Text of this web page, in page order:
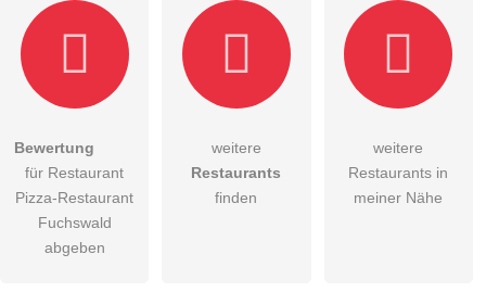
Die Datenschutzerklärunghabe ich zur Kenntnis genommen.
öffentliche Frage stellen
Bewertung
für Restaurant
Pizza-Restaurant
Fuchswald
abgeben
weitere
Restaurants
finden
weitere
Restaurants in
meiner Nähe